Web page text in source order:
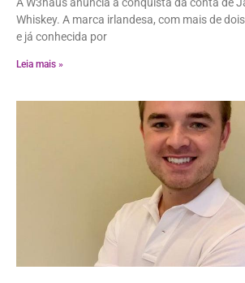
A W3haus anuncia a conquista da conta de
Whiskey. A marca irlandesa, com mais de
e já conhecida por
Leia mais »